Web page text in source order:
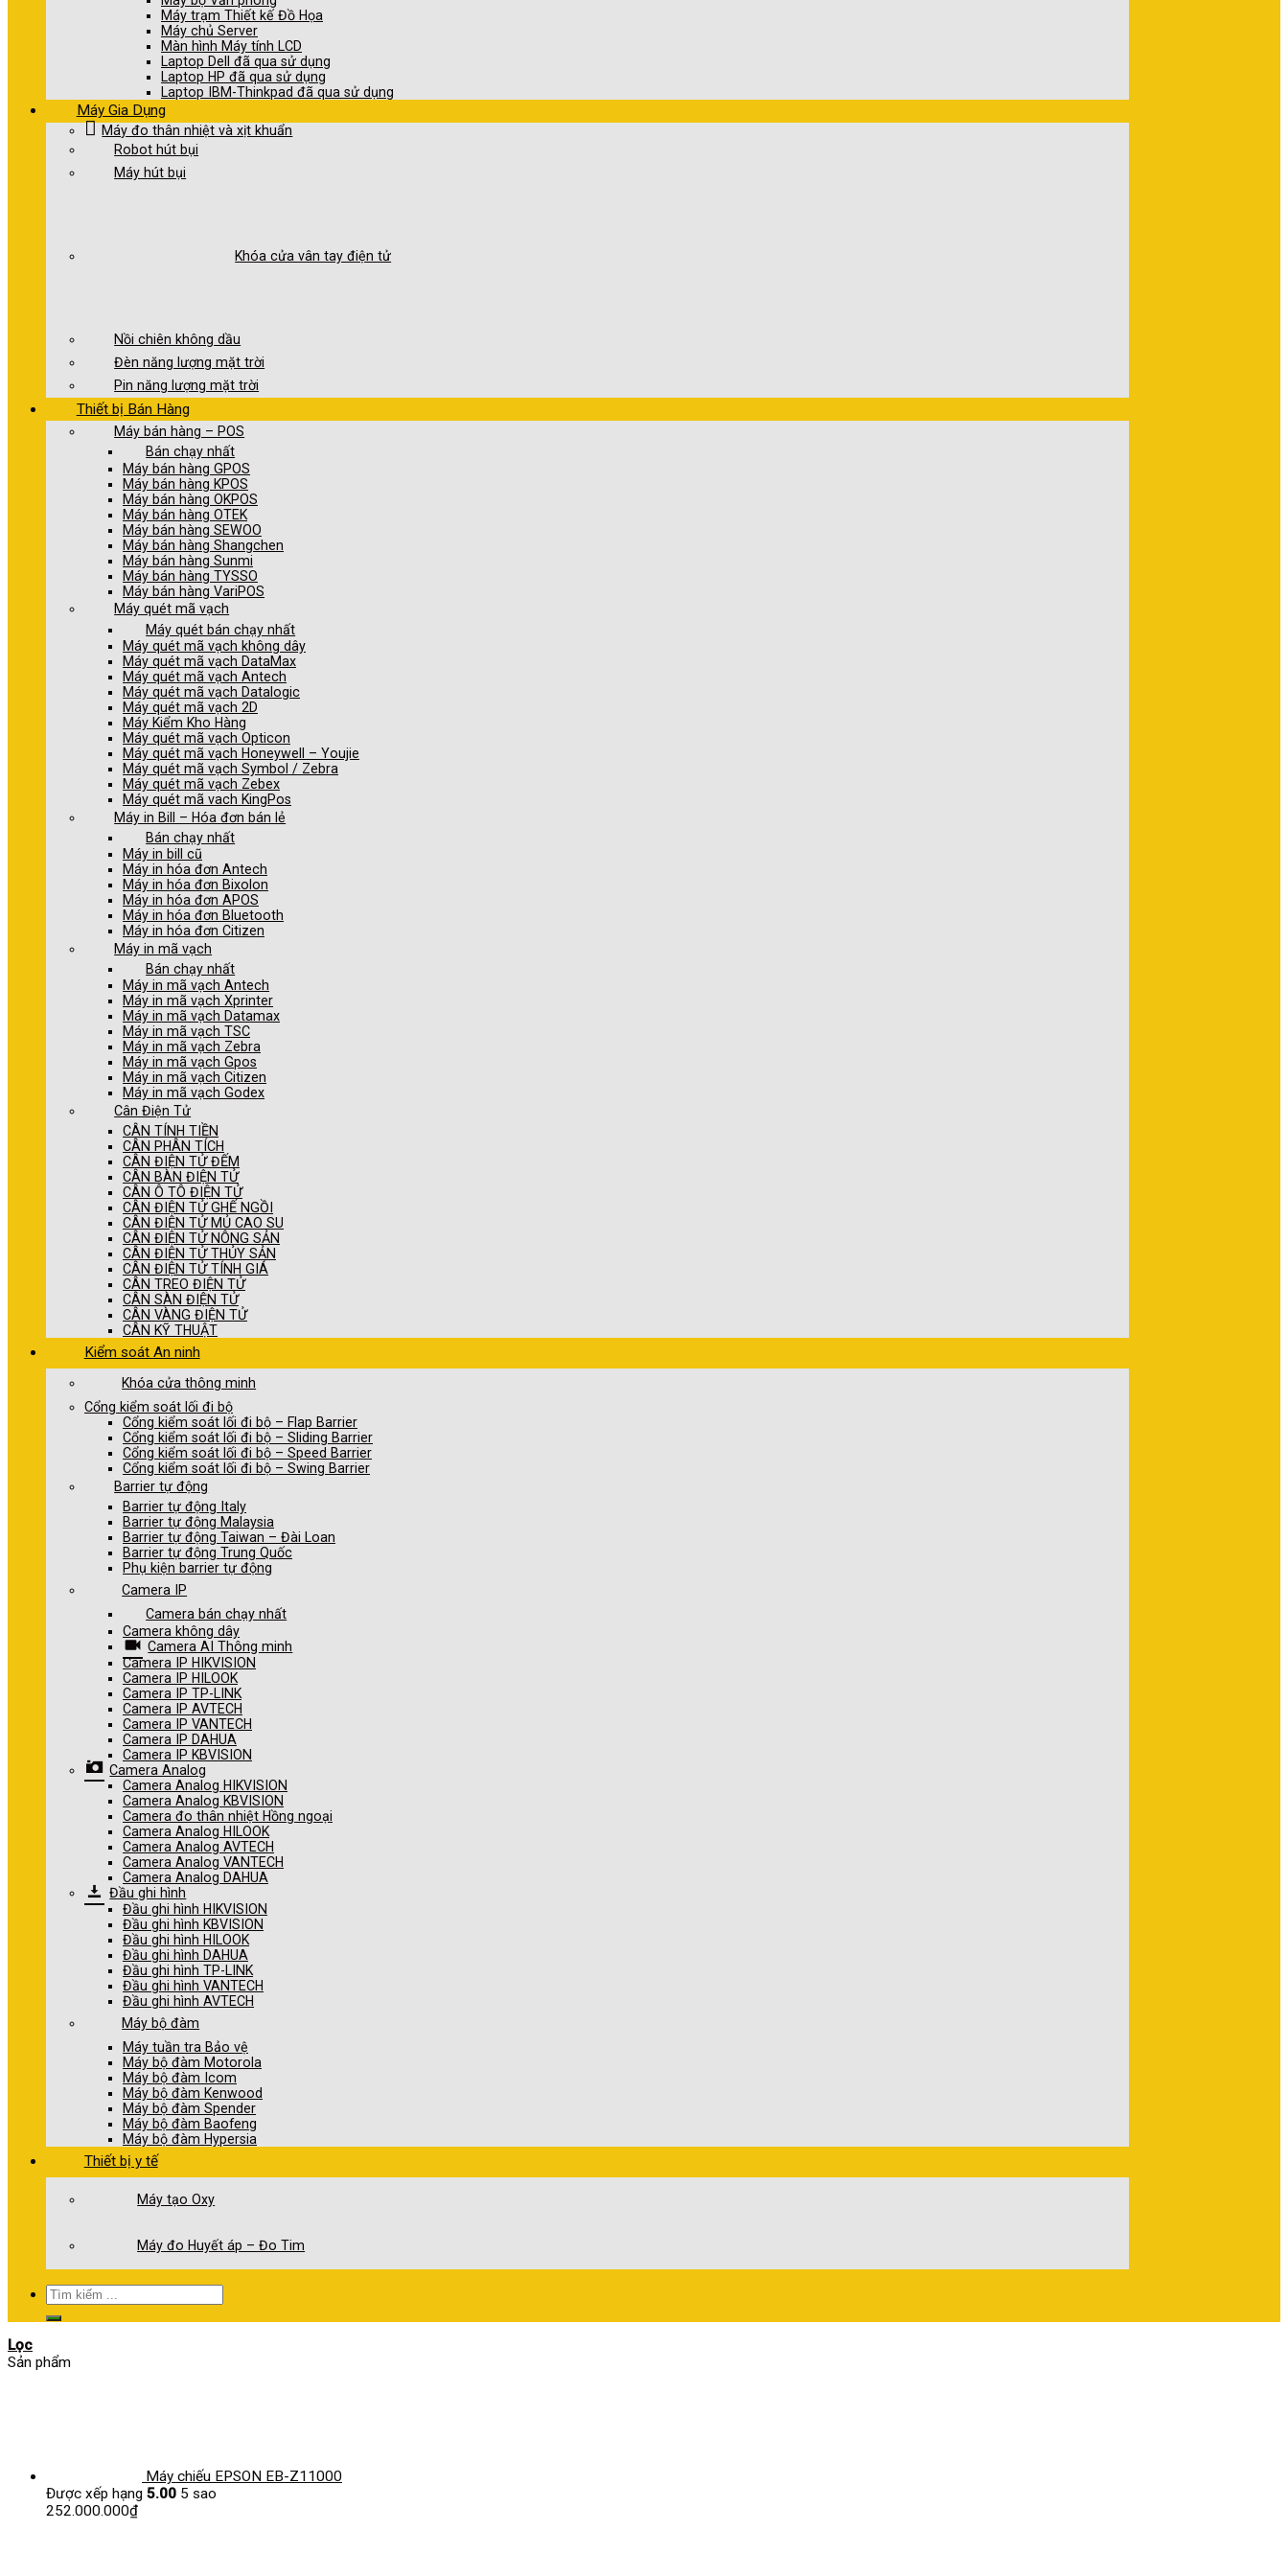
Máy trạm Thiết kế Đồ Họa
Máy chủ Server
Màn hình Máy tính LCD
Laptop Dell đã qua sử dụng
Laptop HP đã qua sử dụng
Laptop IBM-Thinkpad đã qua sử dụng
Máy Gia Dụng
Máy đo thân nhiệt và xịt khuẩn
Robot hút bụi
Máy hút bụi
Khóa cửa vân tay điện tử
Nồi chiên không dầu
Đèn năng lượng mặt trời
Pin năng lượng mặt trời
Thiết bị Bán Hàng
Máy bán hàng – POS
Bán chạy nhất
Máy bán hàng GPOS
Máy bán hàng KPOS
Máy bán hàng OKPOS
Máy bán hàng OTEK
Máy bán hàng SEWOO
Máy bán hàng Shangchen
Máy bán hàng Sunmi
Máy bán hàng TYSSO
Máy bán hàng VariPOS
Máy quét mã vạch
Máy quét bán chạy nhất
Máy quét mã vạch không dây
Máy quét mã vạch DataMax
Máy quét mã vạch Antech
Máy quét mã vạch Datalogic
Máy quét mã vạch 2D
Máy Kiểm Kho Hàng
Máy quét mã vạch Opticon
Máy quét mã vạch Honeywell – Youjie
Máy quét mã vạch Symbol / Zebra
Máy quét mã vạch Zebex
Máy quét mã vach KingPos
Máy in Bill – Hóa đơn bán lẻ
Bán chạy nhất
Máy in bill cũ
Máy in hóa đơn Antech
Máy in hóa đơn Bixolon
Máy in hóa đơn APOS
Máy in hóa đơn Bluetooth
Máy in hóa đơn Citizen
Máy in mã vạch
Bán chạy nhất
Máy in mã vạch Antech
Máy in mã vạch Xprinter
Máy in mã vạch Datamax
Máy in mã vạch TSC
Máy in mã vạch Zebra
Máy in mã vạch Gpos
Máy in mã vạch Citizen
Máy in mã vạch Godex
Cân Điện Tử
CÂN TÍNH TIỀN
CÂN PHÂN TÍCH
CÂN ĐIỆN TỬ ĐẾM
CÂN BÀN ĐIỆN TỬ
CÂN Ô TÔ ĐIỆN TỬ
CÂN ĐIỆN TỬ GHẾ NGỒI
CÂN ĐIỆN TỬ MỦ CAO SU
CÂN ĐIỆN TỬ NÔNG SẢN
CÂN ĐIỆN TỬ THỦY SẢN
CÂN ĐIỆN TỬ TÍNH GIÁ
CÂN TREO ĐIỆN TỬ
CÂN SÀN ĐIỆN TỬ
CÂN VÀNG ĐIỆN TỬ
CÂN KỸ THUẬT
Kiểm soát An ninh
Khóa cửa thông minh
Cổng kiểm soát lối đi bộ
Cổng kiểm soát lối đi bộ – Flap Barrier
Cổng kiểm soát lối đi bộ – Sliding Barrier
Cổng kiểm soát lối đi bộ – Speed Barrier
Cổng kiểm soát lối đi bộ – Swing Barrier
Barrier tự động
Barrier tự động Italy
Barrier tự động Malaysia
Barrier tự động Taiwan – Đài Loan
Barrier tự động Trung Quốc
Phụ kiện barrier tự động
Camera IP
Camera bán chạy nhất
Camera không dây
Camera AI Thông minh
Camera IP HIKVISION
Camera IP HILOOK
Camera IP TP-LINK
Camera IP AVTECH
Camera IP VANTECH
Camera IP DAHUA
Camera IP KBVISION
Camera Analog
Camera Analog HIKVISION
Camera Analog KBVISION
Camera đo thân nhiệt Hồng ngoại
Camera Analog HILOOK
Camera Analog AVTECH
Camera Analog VANTECH
Camera Analog DAHUA
Đầu ghi hình
Đầu ghi hình HIKVISION
Đầu ghi hình KBVISION
Đầu ghi hình HILOOK
Đầu ghi hình DAHUA
Đầu ghi hình TP-LINK
Đầu ghi hình VANTECH
Đầu ghi hình AVTECH
Máy bộ đàm
Máy tuần tra Bảo vệ
Máy bộ đàm Motorola
Máy bộ đàm Icom
Máy bộ đàm Kenwood
Máy bộ đàm Spender
Máy bộ đàm Baofeng
Máy bộ đàm Hypersia
Thiết bị y tế
Máy tạo Oxy
Máy đo Huyết áp – Đo Tim
Tìm
kiếm:
Lọc
Sản phẩm
Máy chiếu EPSON EB-Z11000
Được xếp hạng 5.00 5 sao
252.000.000₫